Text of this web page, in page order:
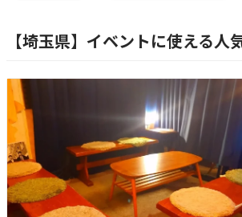
【埼玉県】イベントに使える人